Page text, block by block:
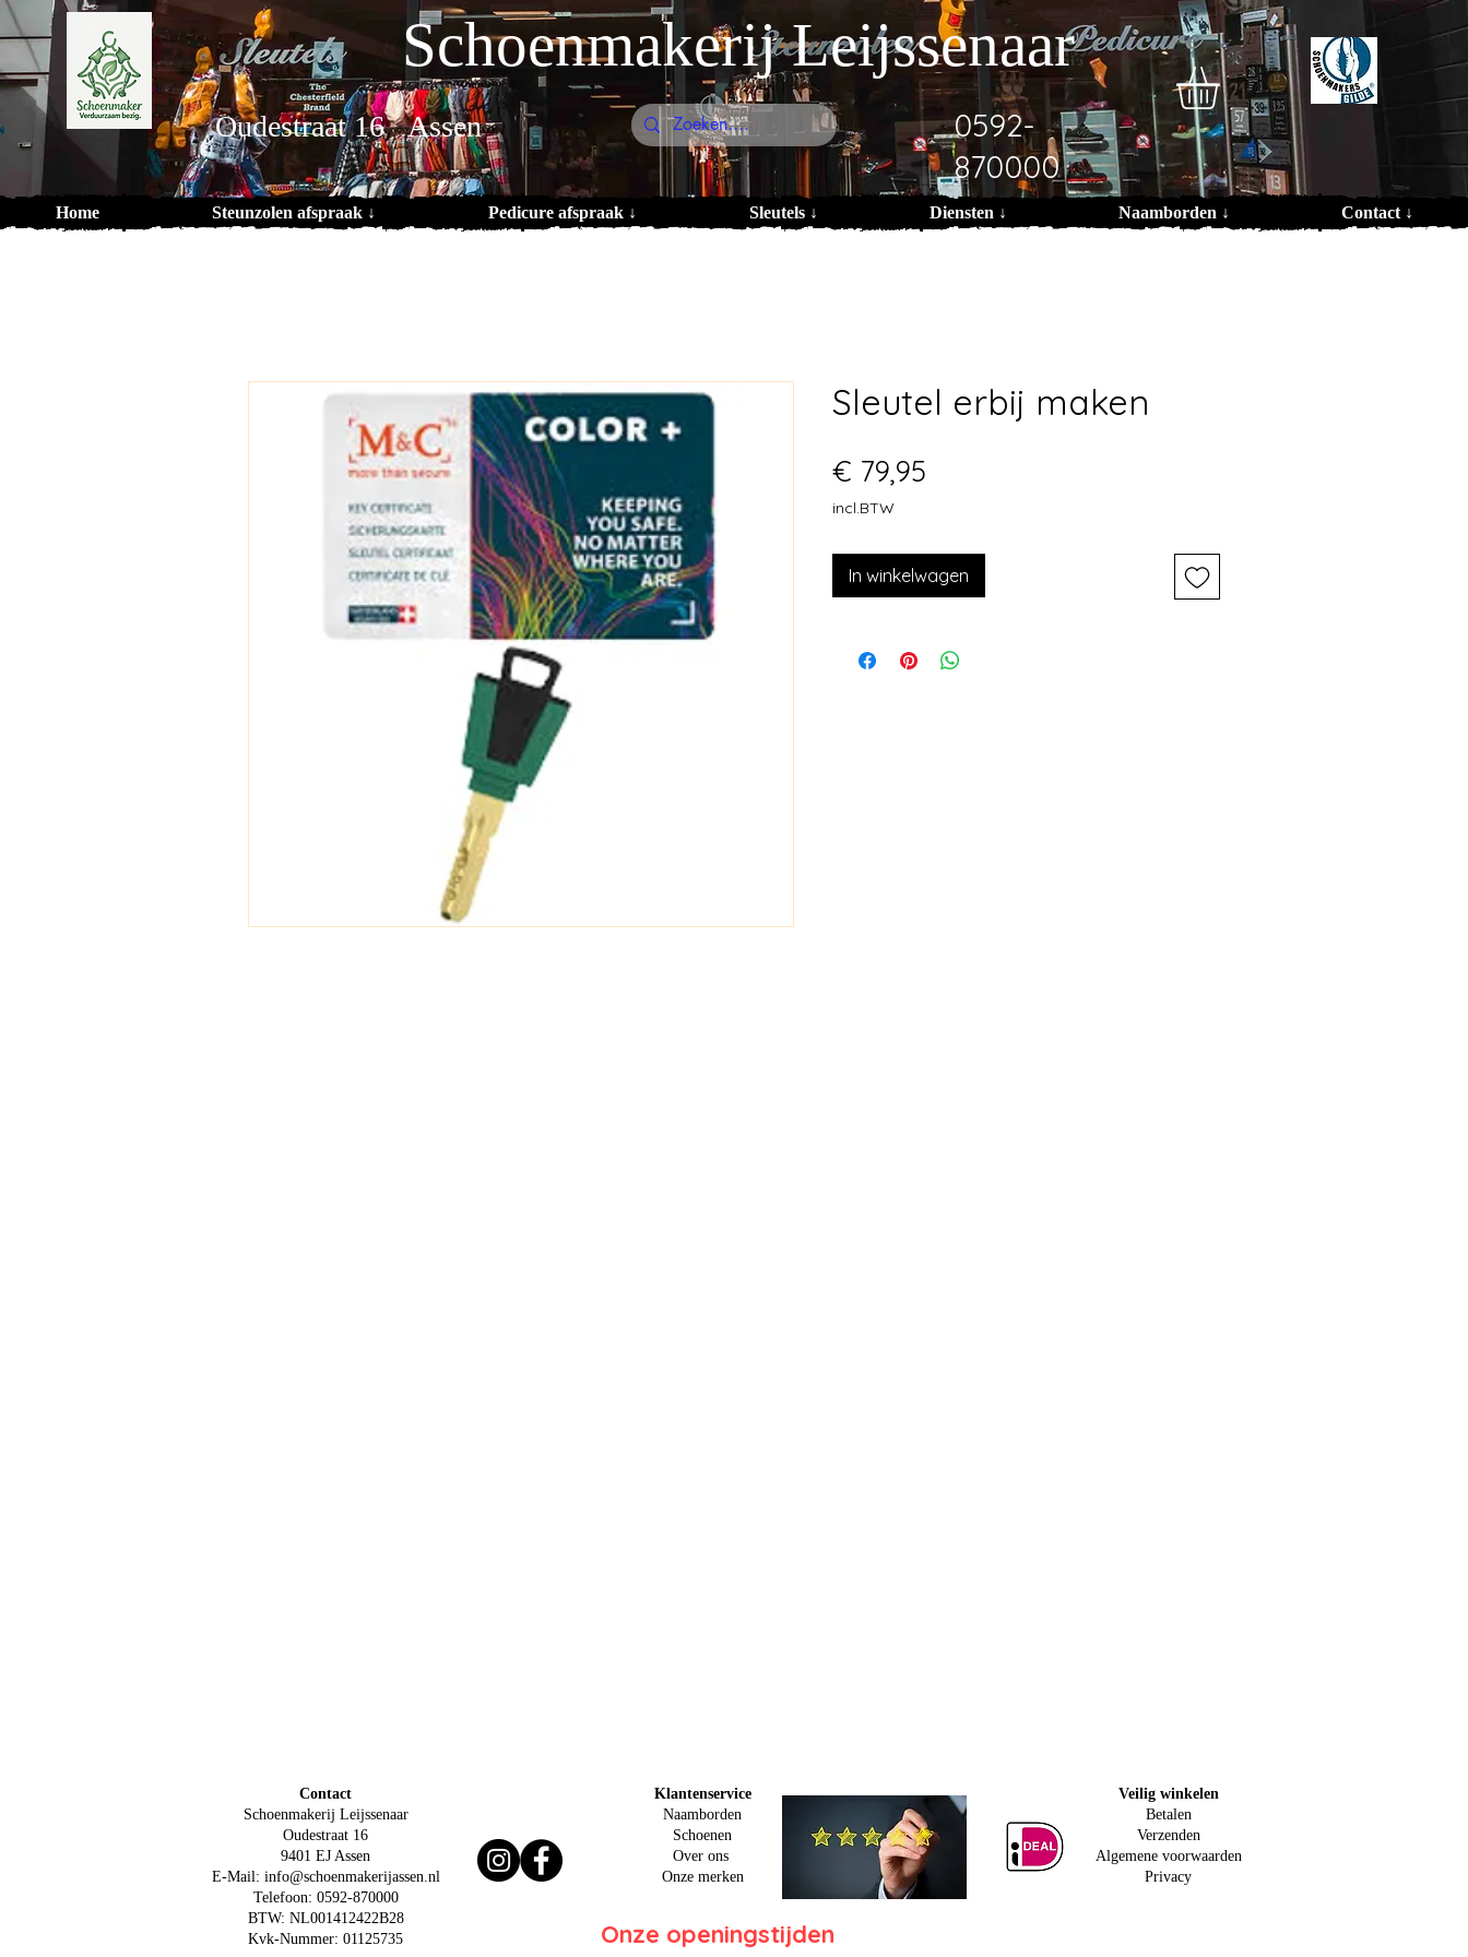
Schoenmakerij Leijssenaar
Oudestraat 16 Assen
0592-
870000
Home Steunzolen afspraak ↓ Pedicure afspraak ↓ Sleutels ↓ Diensten ↓ Naamborden ↓ Contact ↓
Sleutel erbij maken
€ 79,95
incl.BTW
In winkelwagen
Contact
Schoenmakerij Leijssenaar
Oudestraat 16
9401 EJ Assen
E-Mail: info@schoenmakerijassen.nl
Telefoon: 0592-870000
BTW: NL001412422B28
Kvk-Nummer: 01125735
Klantenservice
Naamborden
Schoenen
Over ons
Onze merken
Onze openingstijden
Veilig winkelen
Betalen
Verzenden
Algemene voorwaarden
Privacy